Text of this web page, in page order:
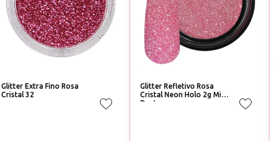
Glitter Extra Fino Rosa
Cristal 32
Glitter Refletivo Rosa
Cristal Neon Holo 2g Mix
Da Jo